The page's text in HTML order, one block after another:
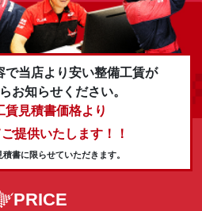
で当店より安い整備工賃が
お知らせください。
賃見積書価格より
提供いたします！！
書に限らせていただきます。
PRICE